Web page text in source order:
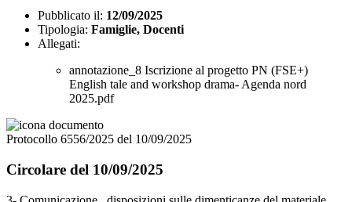
Pubblicato il: 12/09/2025
Tipologia: Famiglie, Docenti
Allegati:
annotazione_8 Iscrizione al progetto PN (FSE+)
English tale and workshop drama- Agenda nord
2025.pdf
Protocollo 6556/2025 del 10/09/2025
Circolare del 10/09/2025